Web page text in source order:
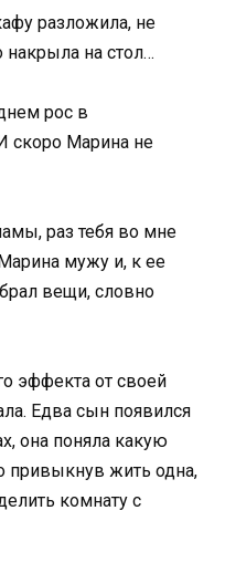
разложила, не
накрыла на стол…
рос в
скоро Марина не
раз тебя во мне
мужу и, к ее
вещи, словно
эффекта от своей
Едва сын появился
она поняла какую
привыкнув жить одна,
комнату с